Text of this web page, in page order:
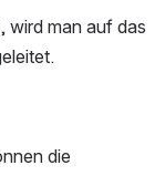
wird man auf das
die